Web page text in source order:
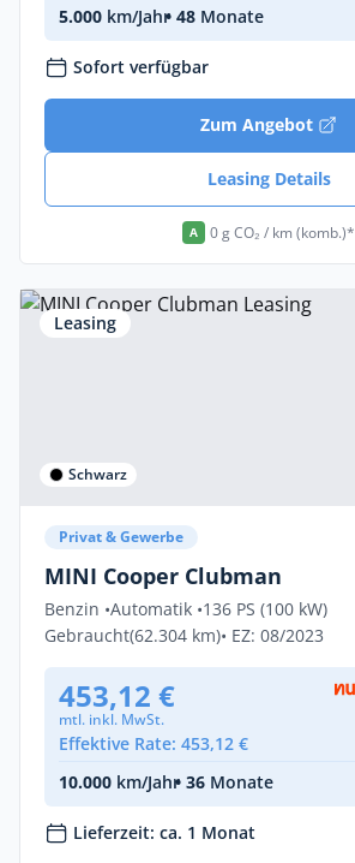
5.000 km/Jahr• 48 Monate
Sofort verfügbar
Zum Angebot
Leasing Details
A 0 g CO₂ / km (komb.)*
Leasing
Schwarz
Privat & Gewerbe
MINI Cooper Clubman
Benzin •Automatik •136 PS (100 kW)
Gebraucht(62.304 km)• EZ: 08/2023
453,12 €
mtl. inkl. MwSt.
Effektive Rate: 453,12 €
10.000 km/Jahr• 36 Monate
Lieferzeit: ca. 1 Monat